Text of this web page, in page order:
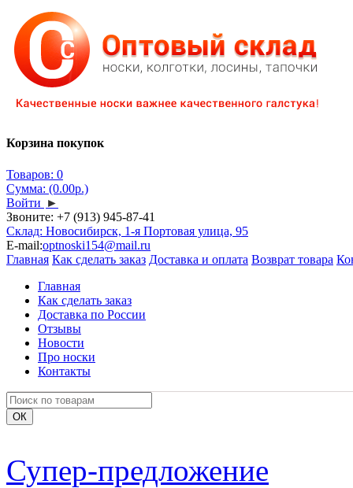
Корзина покупок
Товаров: 0
Сумма: (0.00р.)
Войти ►
Звоните: +7 (913) 945-87-41
Склад: Новосибирск, 1-я Портовая улица, 95
E-mail:optnoski154@mail.ru
Главная Как сделать заказ Доставка и оплата Возврат товара
Главная
Как сделать заказ
Доставка по России
Отзывы
Новости
Про носки
Контакты
Супер-предложение